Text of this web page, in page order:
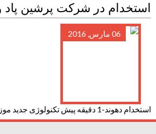
استخدام در شرکت پرشین پاد و
06 مارس, 2016
استخدام دهوند-1 دقیقه پیش تکنولوژی جدید موزیک جوان